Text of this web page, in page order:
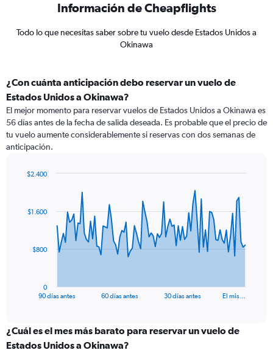
Información de Cheapflights
Todo lo que necesitas saber sobre tu vuelo desde Estados Unidos a
Okinawa
¿Con cuánta anticipación debo reservar un vuelo de
Estados Unidos a Okinawa?
El mejor momento para reservar vuelos de Estados Unidos a Okinawa es
56 días antes de la fecha de salida deseada. Es probable que el precio de
tu vuelo aumente considerablemente si reservas con dos semanas de
anticipación.
data
The
categories.
Range:
90 días antes 60 días antes 30 días antes El mis…
0
$800
$1.600
$2.400
¿Cuál es el mes más barato para reservar un vuelo de
Estados Unidos a Okinawa?